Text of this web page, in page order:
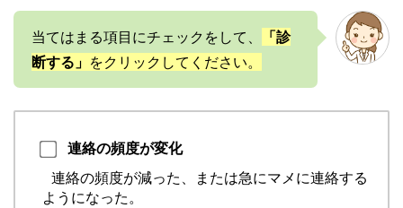
当てはまる項目にチェックをして、
「診
断する」 をクリックしてください。
連絡の頻度が変化
連絡の頻度が減った、または急にマメに連絡する
ようになった。